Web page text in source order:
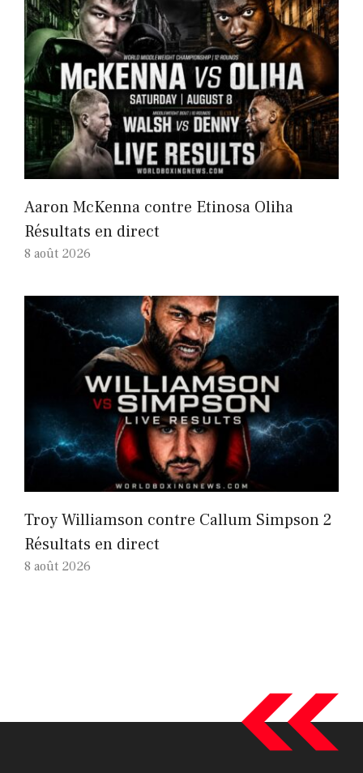
Aaron McKenna contre Etinosa Oliha
Résultats en direct
8 août 2026
Troy Williamson contre Callum Simpson 2
Résultats en direct
8 août 2026